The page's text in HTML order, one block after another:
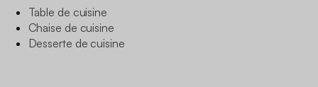
Table de cuisine
Chaise de cuisine
Desserte de cuisine